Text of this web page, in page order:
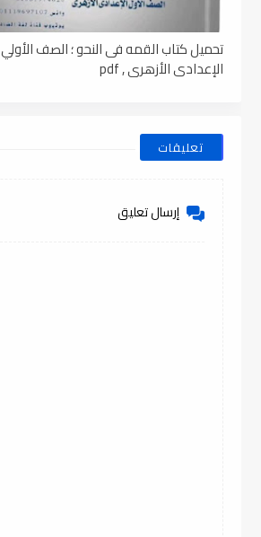
تحميل كتاب القمه فى النحو ؛ الصف الأولي
الإعدادي الأزهرى , pdf
تعليقات
إرسال تعليق